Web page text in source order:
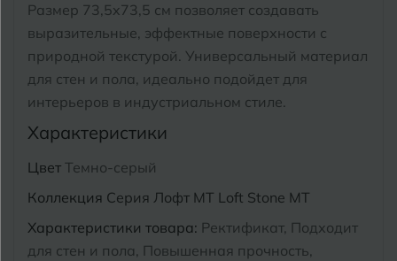
Размер 73,5x73,5 см позволяет создавать
выразительные, эффектные поверхности с
природной текстурой. Универсальный материал
для стен и пола, идеально подойдет для
интерьеров в индустриальном стиле.
Характеристики
Цвет Темно-серый
Коллекция Серия Лофт MT Loft Stone MT
Характеристики товара: Ректификат, Подходит
для стен и пола, Повышенная прочность,
Ковров
Кострома
Котлас
Краснодар
Курган
У Улан-Удэ
Ульяновск
Ч Чебоксары